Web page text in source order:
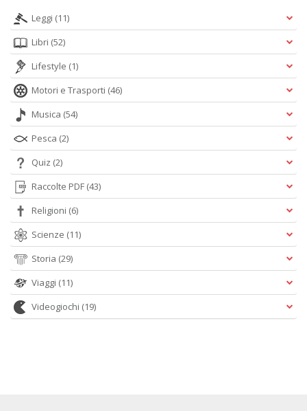
Leggi (11)
Libri (52)
Lifestyle (1)
Motori e Trasporti (46)
Musica (54)
Pesca (2)
Quiz (2)
Raccolte PDF (43)
Religioni (6)
Scienze (11)
Storia (29)
Viaggi (11)
Videogiochi (19)